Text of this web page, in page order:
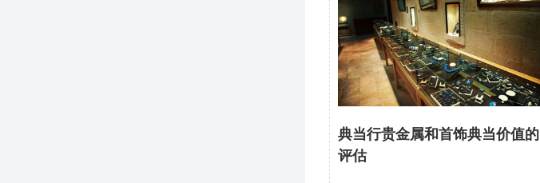
典当行贵金属和首饰典当价值的
评估